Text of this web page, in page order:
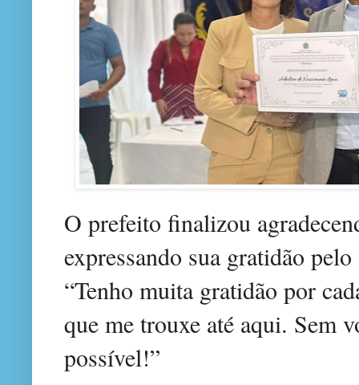
O prefeito finalizou
expressando sua gratidão
“Tenho muita gratidão por
que me trouxe até aqui. Sem
possível!”